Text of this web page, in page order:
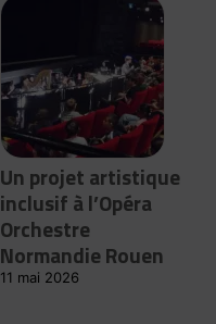
Un projet artistique
inclusif à l’Opéra
Orchestre
Normandie Rouen
11 mai 2026